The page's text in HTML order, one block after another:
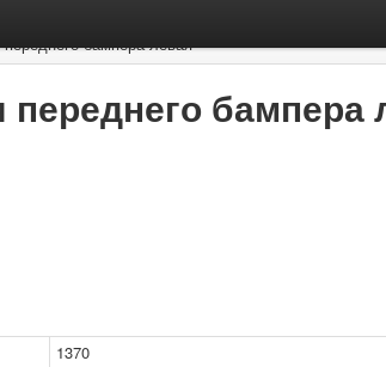
бампера левая
бампера
1370